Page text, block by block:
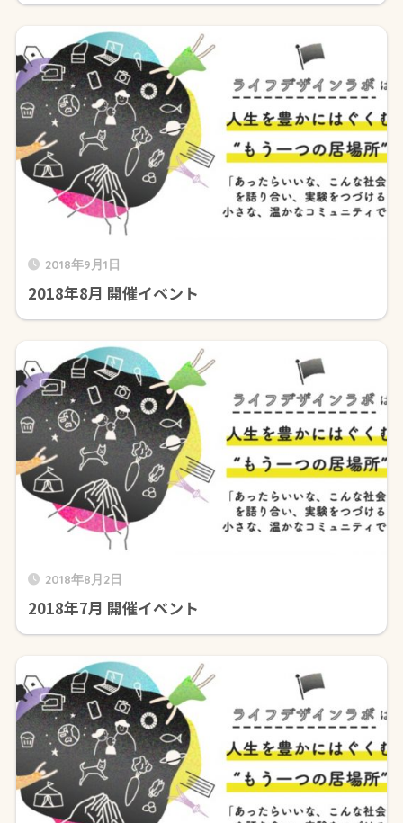
2018年9月1日
2018年8月 開催イベント
2018年8月2日
2018年7月 開催イベント